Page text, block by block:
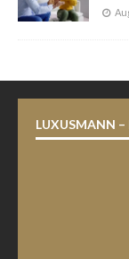
LUXUSMANN